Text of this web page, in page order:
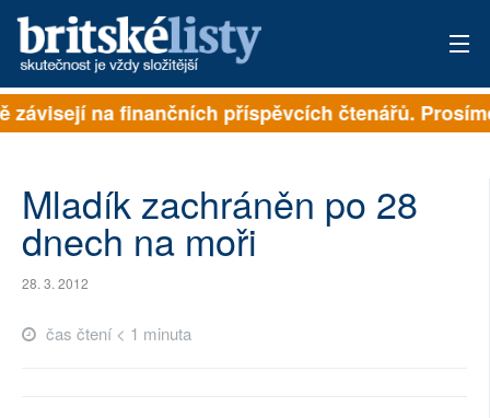
PŘIHLÁSIT
ARCHIV
na finančních příspěvcích čtenářů.
Mladík zachráněn po 28
dnech na moři
28. 3. 2012
čas čtení < 1 minuta